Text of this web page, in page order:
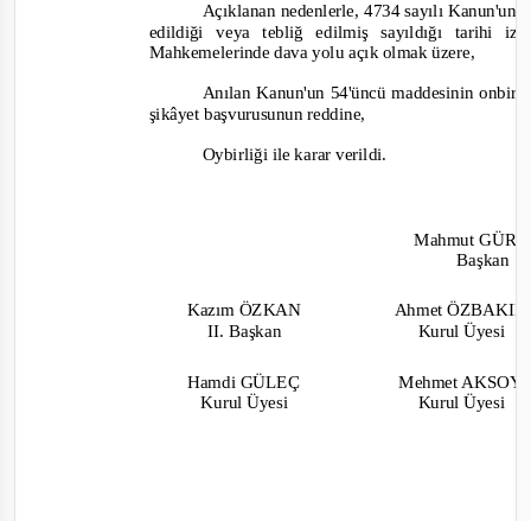
Açıklanan nedenlerle, 4734 sayılı
edildiği veya tebliğ edilmiş sayıldığı tarihi
Mahkemelerinde dava yolu açık olmak üzere,
Anılan Kanun'un 54'üncü maddesinin
şikâyet başvurusunun reddine,
Oybirliği ile karar verildi.
Mahmut GÜR
Başkan
Kazım ÖZKAN
II. Başkan
Ahmet
Kurul Üyesi
Hamdi GÜLEÇ
Kurul Üyesi
Mehmet AKSOY
Kurul Üyesi